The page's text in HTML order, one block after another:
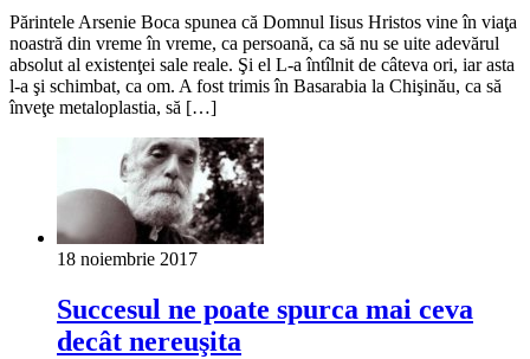
Părintele Arsenie Boca spunea că Domnul Iisus Hristos vine în viaţa
noastră din vreme în vreme, ca persoană, ca să nu se uite adevărul
absolut al existenţei sale reale. Şi el L-a întîlnit de câteva ori, iar asta
l-a şi schimbat, ca om. A fost trimis în Basarabia la Chişinău, ca să
înveţe metaloplastia, să […]
18 noiembrie 2017
Succesul ne poate spurca mai ceva
decât nereuşita